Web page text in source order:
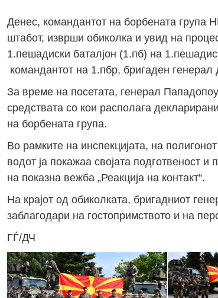
Денес, командантот на борбената група
штабот, изврши обиколка и увид на
1.пешадиски баталјон (1.пб) на
командантот на 1.пбр, бригаден
За време на посетата, генерал
средствата со кои располага
на борбената група.
Во рамките на инспекцијата, на
водот ја покажаа својата подготвеност
на показна вежба „Реакција на контакт“.
На крајот од обиколката, бригадниот
заблагодари на гостопримството и на
ГЃ/ДЧ